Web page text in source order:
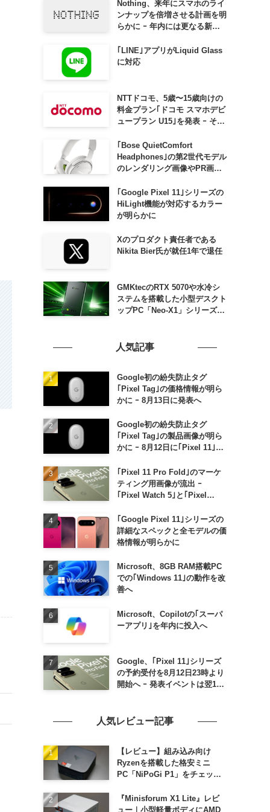
Nothing、来年にスマホのライ
ンナップを倍増させる計画を明
らかに ｰ 年内には更なる新製
｢LINE｣アプリがLiquid Glass
に対応
NTTドコモ、5歳〜15歳向けの
料金プラン｢ドコモ スマホデビ
ュープラン U15｣を発表 ｰ その
子割｣も
｢Bose QuietComfort
Headphones｣の第2世代モデル
のレンダリング画像やPR画像
｢Google Pixel 11｣シリーズの
HiLight機能が対応するカラー
が明らかに
Xのプロダクト責任者である
Nikita Bier氏が就任1年で退任
GMKtecのRTX 5070や水冷シ
ステムを搭載した小型デスクト
ップPC「Neo-X1」シリーズ、
人気記事
Google初の紛失防止タグ
｢Pixel Tag｣の価格情報が明ら
かに ｰ 8月13日に発表へ
Google初の紛失防止タグ
｢Pixel Tag｣の製品画像が明ら
かに ｰ 8月12日に｢Pixel 11｣な
｢Pixel 11 Pro Fold｣のマーケ
ティング用画像が流出 ｰ
｢Pixel Watch 5｣と｢Pixel
も｢Google Pixel 11｣シリーズの
詳細なスペックと全モデルの価
格情報が明らかに
Microsoft、8GB RAM搭載PC
での｢Windows 11｣の動作を改
善へ
Microsoft、Copilotの｢スーパ
ーアプリ｣を年内に投入へ
Google、｢Pixel 11｣シリーズ
の予約受付を8月12日23時より
開始へ ｰ 発表イベントは翌13
人気レビュー記事
【レビュー】組み込み向け
Ryzenを搭載した格安ミニ
PC「NiPoGi P1」をチェック
高性能
『Minisforum X1 Lite』レビ
ュー｜小型軽量ボディにAMD